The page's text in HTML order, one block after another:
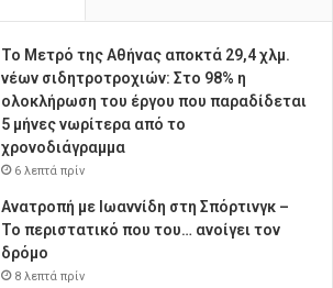
Το Μετρό της Αθήνας αποκτά 29,4 χλμ.
νέων σιδητροτροχιών: Στο 98% η
ολοκλήρωση του έργου που παραδίδεται
5 μήνες νωρίτερα από το
χρονοδιάγραμμα
6 λεπτά πρίν
Ανατροπή με Ιωαννίδη στη Σπόρτινγκ –
Το περιστατικό που του… ανοίγει τον
δρόμο
8 λεπτά πρίν